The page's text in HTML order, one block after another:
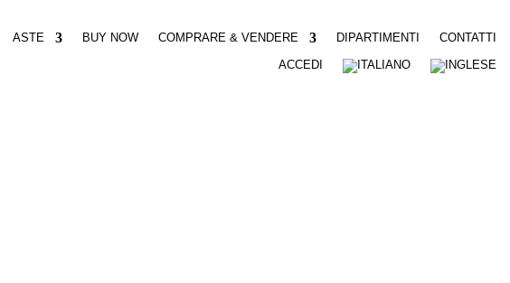
ASTE BUY NOW COMPRARE & VENDERE DIPARTIMENTI
CONTATTI
ACCEDI